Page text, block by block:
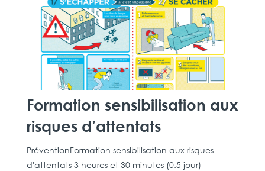
Formation sensibilisation aux
risques d’attentats
PréventionFormation sensibilisation aux risques
d'attentats 3 heures et 30 minutes (0.5 jour)